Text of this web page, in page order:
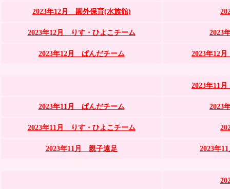
2023年12月 園外保育(水族館)
2023年12月 りす・ひよこチーム 2023
2023年12月 ぱんだチーム 2023年12
2023年11
2023年11月 ぱんだチーム 2023
2023年11月 りす・ひよこチーム
2023年11月 親子遠足 2023年